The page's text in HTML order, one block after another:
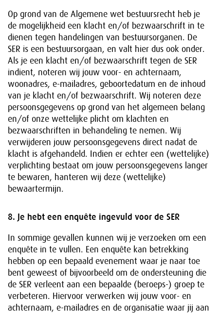
Op grond van de Algemene wet bestuursrecht heb je
de mogelijkheid een klacht en/of bezwaarschrift in te
dienen tegen handelingen van bestuursorganen. De
SER is een bestuursorgaan, en valt hier dus ook onder.
Als je een klacht en/of bezwaarschrift tegen de SER
indient, noteren wij jouw voor- en achternaam,
woonadres, e-mailadres, geboortedatum en de inhoud
van je klacht en/of bezwaarschrift. Wij noteren deze
persoonsgegevens op grond van het algemeen belang
en/of onze wettelijke plicht om klachten en
bezwaarschriften in behandeling te nemen. Wij
verwijderen jouw persoonsgegevens direct nadat de
klacht is afgehandeld. Indien er echter een (wettelijke)
verplichting bestaat om jouw persoonsgegevens langer
te bewaren, hanteren wij deze (wettelijke)
bewaartermijn.
8. Je hebt een enquête ingevuld voor de SER
In sommige gevallen kunnen wij je verzoeken om een
enquête in te vullen. Een enquête kan betrekking
hebben op een bepaald evenement waar je naar toe
bent geweest of bijvoorbeeld om de ondersteuning die
de SER verleent aan een bepaalde (beroeps-) groep te
verbeteren. Hiervoor verwerken wij jouw voor- en
achternaam, e-mailadres en de organisatie waar jij aan